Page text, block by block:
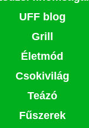
UFF blog
Grill
Életmód
Csokivilág
Teázó
Fűszerek